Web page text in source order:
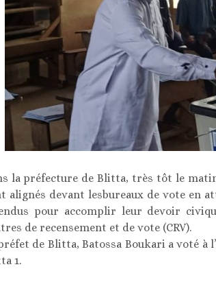
la préfecture de Blitta, très tôt le
alignés devant lesbureaux de vote en
pour accomplir leur devoir
de recensement et de vote (CRV).
de Blitta, Batossa Boukari a voté à
1.